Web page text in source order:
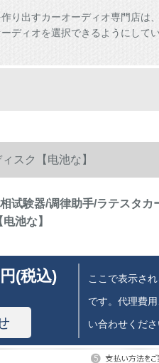
り出すカーオーディオ専門店は
ディオを選択できるようにしてい
スク【电池な】
试験器/调律助手/ラテスタカ
池な】
(税込)
ここで表示さ
です。代理費
い合わせくださ